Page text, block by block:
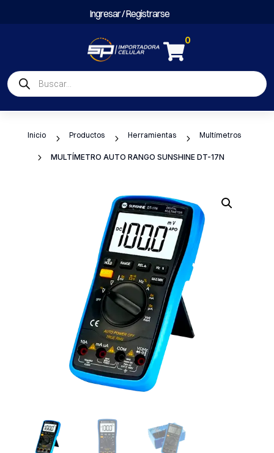
Ingresar / Registrarse

0
Búsqueda
de
productos
Inicio 5 Productos 5 Herramientas 5 Multímetros
5 MULTÍMETRO AUTO RANGO SUNSHINE DT-17N